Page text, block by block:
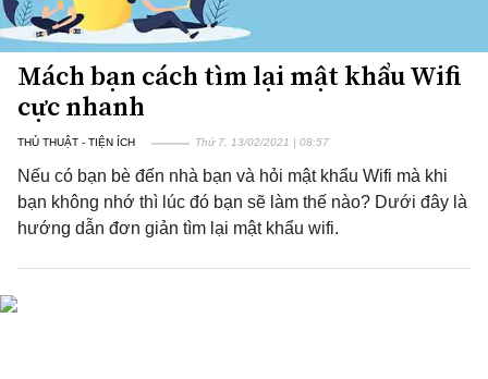
Mách bạn cách tìm lại mật khẩu Wifi
cực nhanh
THỦ THUẬT - TIỆN ÍCH Thứ 7, 13/02/2021 | 08:57
Nếu có bạn bè đến nhà bạn và hỏi mật khẩu Wifi mà khi
bạn không nhớ thì lúc đó bạn sẽ làm thế nào? Dưới đây là
hướng dẫn đơn giản tìm lại mật khẩu wifi.